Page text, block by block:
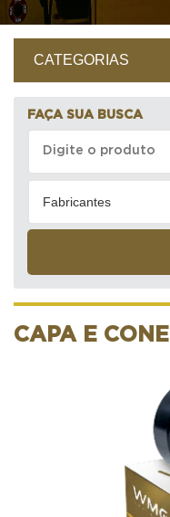
CATEGORIAS
FAÇA SUA BUSCA
Fabricantes
CAPA E CONE